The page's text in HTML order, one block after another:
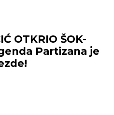
OTKRIO ŠOK-
Partizana je